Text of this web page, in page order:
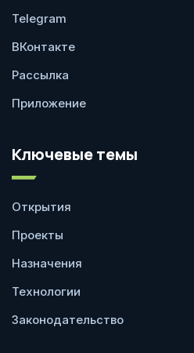
Telegram
ВКонтакте
Рассылка
Приложение
Ключевые темы
Открытия
Проекты
Назначения
Технологии
Законодательство